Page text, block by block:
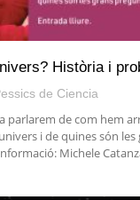
Història i
de Ciencia
parlarem de com hem
i de quines són
Michele